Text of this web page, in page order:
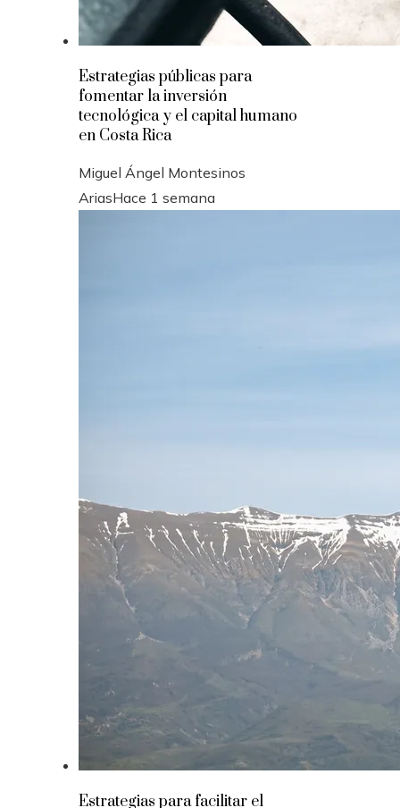
Estrategias públicas para
fomentar la inversión
tecnológica y el capital humano
en Costa Rica
Miguel Ángel Montesinos
AriasHace 1 semana
Estrategias para facilitar el